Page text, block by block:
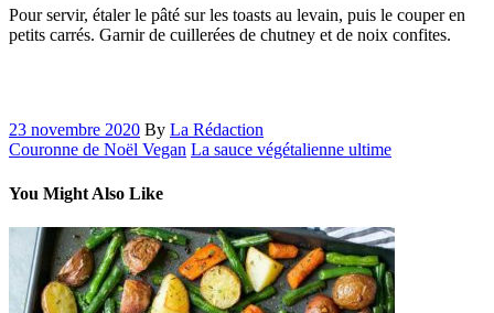
Pour servir, étaler le pâté sur les toasts au levain, puis le couper en
petits carrés. Garnir de cuillerées de chutney et de noix confites.
23 novembre 2020 By La Rédaction
Couronne de Noël Vegan La sauce végétalienne ultime
You Might Also Like